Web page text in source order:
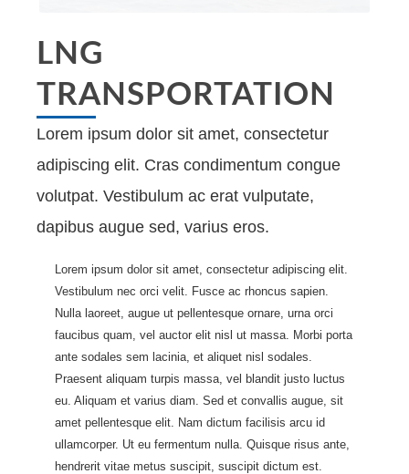
LNG
TRANSPORTATION
Lorem ipsum dolor sit amet, consectetur
adipiscing elit. Cras condimentum congue
volutpat. Vestibulum ac erat vulputate,
dapibus augue sed, varius eros.
Lorem ipsum dolor sit amet, consectetur adipiscing elit.
Vestibulum nec orci velit. Fusce ac rhoncus sapien.
Nulla laoreet, augue ut pellentesque ornare, urna orci
faucibus quam, vel auctor elit nisl ut massa. Morbi porta
ante sodales sem lacinia, et aliquet nisl sodales.
Praesent aliquam turpis massa, vel blandit justo luctus
eu. Aliquam et varius diam. Sed et convallis augue, sit
amet pellentesque elit. Nam dictum facilisis arcu id
ullamcorper. Ut eu fermentum nulla. Quisque risus ante,
hendrerit vitae metus suscipit, suscipit dictum est.